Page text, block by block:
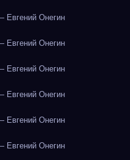
Евгений Онегин
Евгений Онегин
Евгений Онегин
Евгений Онегин
Евгений Онегин
Евгений Онегин